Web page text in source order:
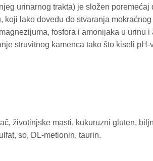
urinarnog trakta) je složen
koji lako dovedu do stvaranja
fosfora i amonijaka u urinu
struvitnog kamenca tako što kiseli
životinjske masti, kukuruzni gluten,
so, DL-metionin, taurin.